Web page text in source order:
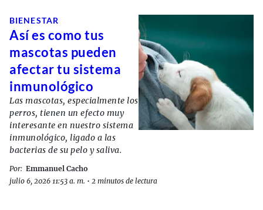
BIENESTAR
Así es como tus
mascotas pueden
afectar tu sistema
inmunológico
Las mascotas, especialmente los
perros, tienen un efecto muy
interesante en nuestro sistema
inmunológico, ligado a las
bacterias de su pelo y saliva.
Por: Emmanuel Cacho
julio 6, 2026 11:53 a. m. • 2 minutos de lectura